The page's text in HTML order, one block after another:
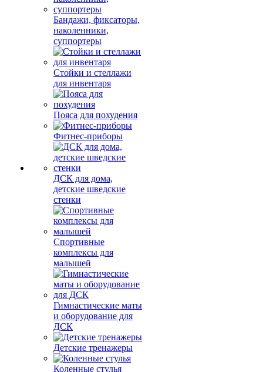
Бандажи, фиксаторы,
наколенники,
суппортеры
Стойки и стеллажи
для инвентаря
Пояса для похудения
Фитнес-приборы
ДСК для дома,
детские шведские
стенки
Спортивные
комплексы для
малышей
Гимнастические маты
и оборудование для
ДСК
Детские тренажеры
Коленные стулья